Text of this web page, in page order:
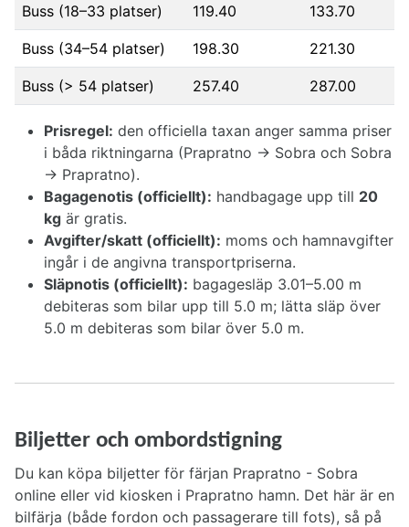
Buss (18–33 platser) 119.40 133.70
Buss (34–54 platser) 198.30 221.30
Buss (> 54 platser) 257.40 287.00
Prisregel: den officiella taxan anger samma priser
i båda riktningarna (Prapratno → Sobra och Sobra
→ Prapratno).
Bagagenotis (officiellt): handbagage upp till 20
kg är gratis.
Avgifter/skatt (officiellt): moms och hamnavgifter
ingår i de angivna transportpriserna.
Släpnotis (officiellt): bagagesläp 3.01–5.00 m
debiteras som bilar upp till 5.0 m; lätta släp över
5.0 m debiteras som bilar över 5.0 m.
Biljetter och ombordstigning
Du kan köpa biljetter för färjan Prapratno - Sobra
online eller vid kiosken i Prapratno hamn. Det här är en
bilfärja (både fordon och passagerare till fots), så på